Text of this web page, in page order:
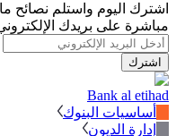
اشترك اليوم واستلم نصائح
مباشرة على بريدك
اشترك
Bank al etihad
أساسيات البنوك
إدارة الديون